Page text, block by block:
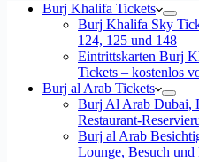
Burj Khalifa Tickets
Burj Khalifa Sky
124, 125 und 148
Eintrittskarten Burj
Tickets – kostenlos
Burj al Arab Tickets
Burj Al Arab Dubai,
Restaurant-
Burj al Arab
Lounge, Besuch